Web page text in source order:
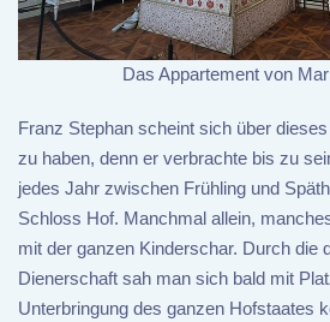
Das Appartement von
Franz Stephan scheint sich über
zu haben, denn er verbrachte bis zu
jedes Jahr zwischen Frühling und
Schloss Hof. Manchmal allein,
mit der ganzen Kinderschar. Durch die
Dienerschaft sah man sich bald mit
Unterbringung des ganzen Hofstaates